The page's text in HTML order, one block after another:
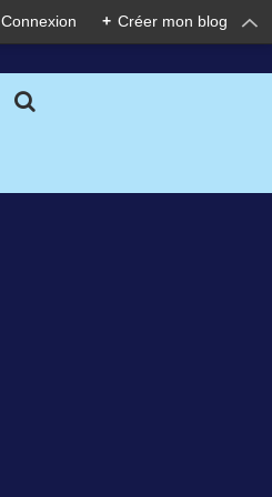
Connexion + Créer mon blog